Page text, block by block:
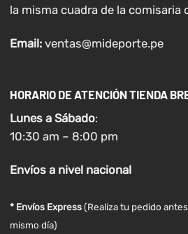
la misma cuadra de la comisaria
Email: ventas@mideporte.pe
HORARIO DE ATENCIÓN TIENDA
Lunes a Sábado:
10:30 am – 8:00 pm
Envíosa nivel nacional
* Envíos Express(Realiza tu pedido
mismo día)